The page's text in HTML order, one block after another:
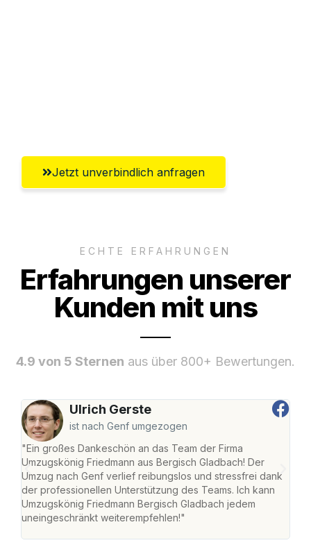
Jetzt unverbindlich anfragen
ECHTE ERFAHRUNGEN
Erfahrungen unserer
Kunden mit uns
4.9 von 5 Sternen aus über 800+ Bewertungen.
Ulrich Gerste
ist nach Genf umgezogen
"Ein großes Dankeschön an das Team der Firma
Umzugskönig Friedmann aus Bergisch Gladbach! Der
Umzug nach Genf verlief reibungslos und stressfrei dank
der professionellen Unterstützung des Teams. Ich kann
Umzugskönig Friedmann Bergisch Gladbach jedem
uneingeschränkt weiterempfehlen!"